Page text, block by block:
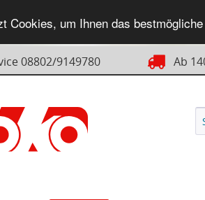
Cookies, um Ihnen das
08802/9149780 Ab